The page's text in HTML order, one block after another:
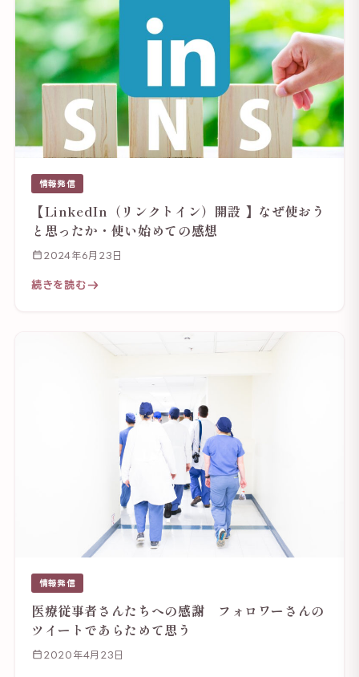
情報発信
【LinkedIn（リンクトイン）開設 】なぜ使おう
と思ったか・使い始めての感想
2024年6月23日
続きを読む
情報発信
医療従事者さんたちへの感謝 フォロワーさんの
ツイートであらためて思う
2020年4月23日